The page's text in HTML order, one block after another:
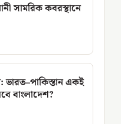
সামরিক কবরস্থানে
ভারত–পাকিস্তান একই
বাংলাদেশ?